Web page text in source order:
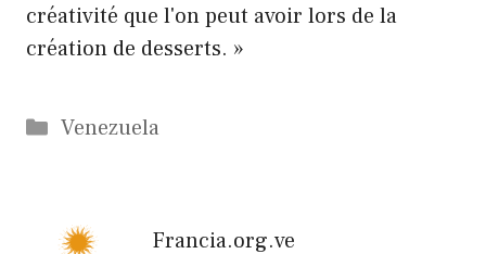
créativité que l'on peut avoir lors de la
création de desserts. »
Catégories
Venezuela
Francia.org.ve